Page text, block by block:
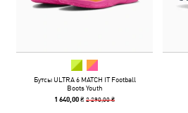
Бутсы ULTRA 6 MATCH IT Football
Boots Youth
1 640,00 ₴2 290,00 ₴